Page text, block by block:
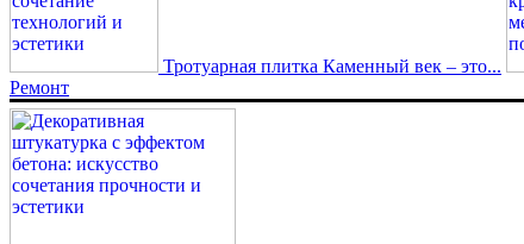
Тротуарная плитка Каменный век – это...
Ремонт